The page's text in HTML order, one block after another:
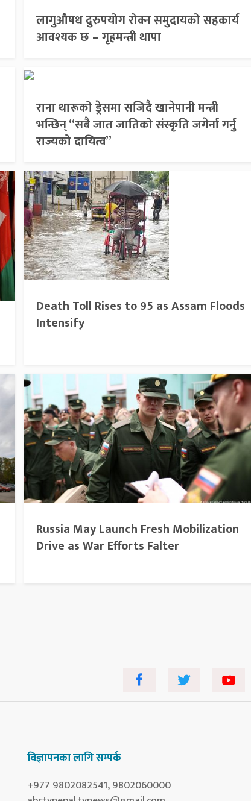
लागुऔषध दुरुपयोग रोक्न समुदायको सहकार्य
आवश्यक छ – गृहमन्त्री थापा
राना थारूको ड्रेसमा सजिदै खानेपानी मन्त्री
भन्छिन् “सबै जात जातिको संस्कृति जगेर्ना गर्नु
राज्यको दायित्व”
Death Toll Rises to 95 as Assam Floods
Intensify
Russia May Launch Fresh Mobilization
Drive as War Efforts Falter
विज्ञापनका लागि सम्पर्क
+977 9802082541, 9802060000